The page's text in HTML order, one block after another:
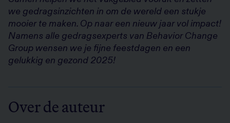
we gedragsinzichten in om de wereld een stukje
mooier te maken. Op naar een nieuw jaar vol impact!
Namens alle gedragsexperts van Behavior Change
Group wensen we je fijne feestdagen en een
gelukkig en gezond 2025!
Over de auteur